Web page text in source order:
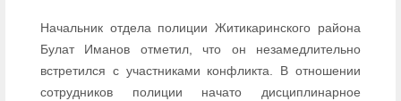
Начальник отдела полиции Житикаринского района
Булат Иманов отметил, что он незамедлительно
встретился с участниками конфликта. В отношении
сотрудников полиции начато дисциплинарное